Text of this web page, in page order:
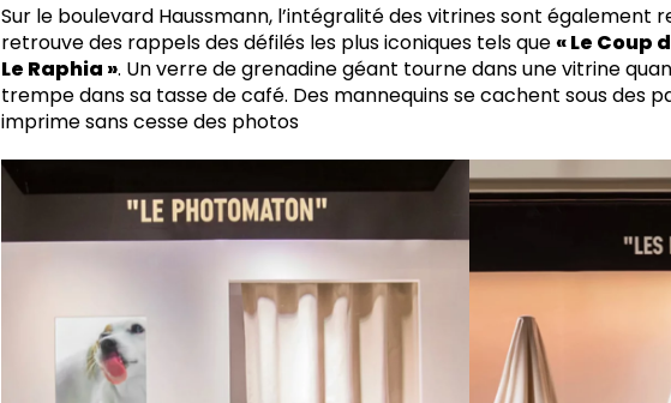
Sur le boulevard Haussmann, l’intégralité des vitrines sont également
retrouve des rappels des défilés les plus iconiques tels que « Le Coup
Le Raphia ». Un verre de grenadine géant tourne dans une vitrine
trempe dans sa tasse de café. Des mannequins se cachent sous des
imprime sans cesse des photos